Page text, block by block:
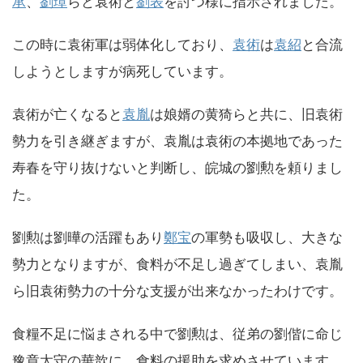
この時に袁術軍は弱体化しており、 袁術は袁紹 と合流
しようとしますが病死しています。
袁術が亡くなると袁胤は娘婿の黄猗らと共に、旧袁術
勢力を引き継ぎますが、袁胤は袁術の本拠地であった
寿春を守り抜けないと判断し、皖城の劉勲を頼りまし
た。
劉勲は劉曄の活躍もあり 鄭宝の軍勢も吸収し、大きな
勢力となりますが、食料が不足し過ぎてしまい、袁胤
ら旧袁術勢力の十分な支援が出来なかったわけです。
食糧不足に悩まされる中で劉勲は、従弟の劉偕に命じ